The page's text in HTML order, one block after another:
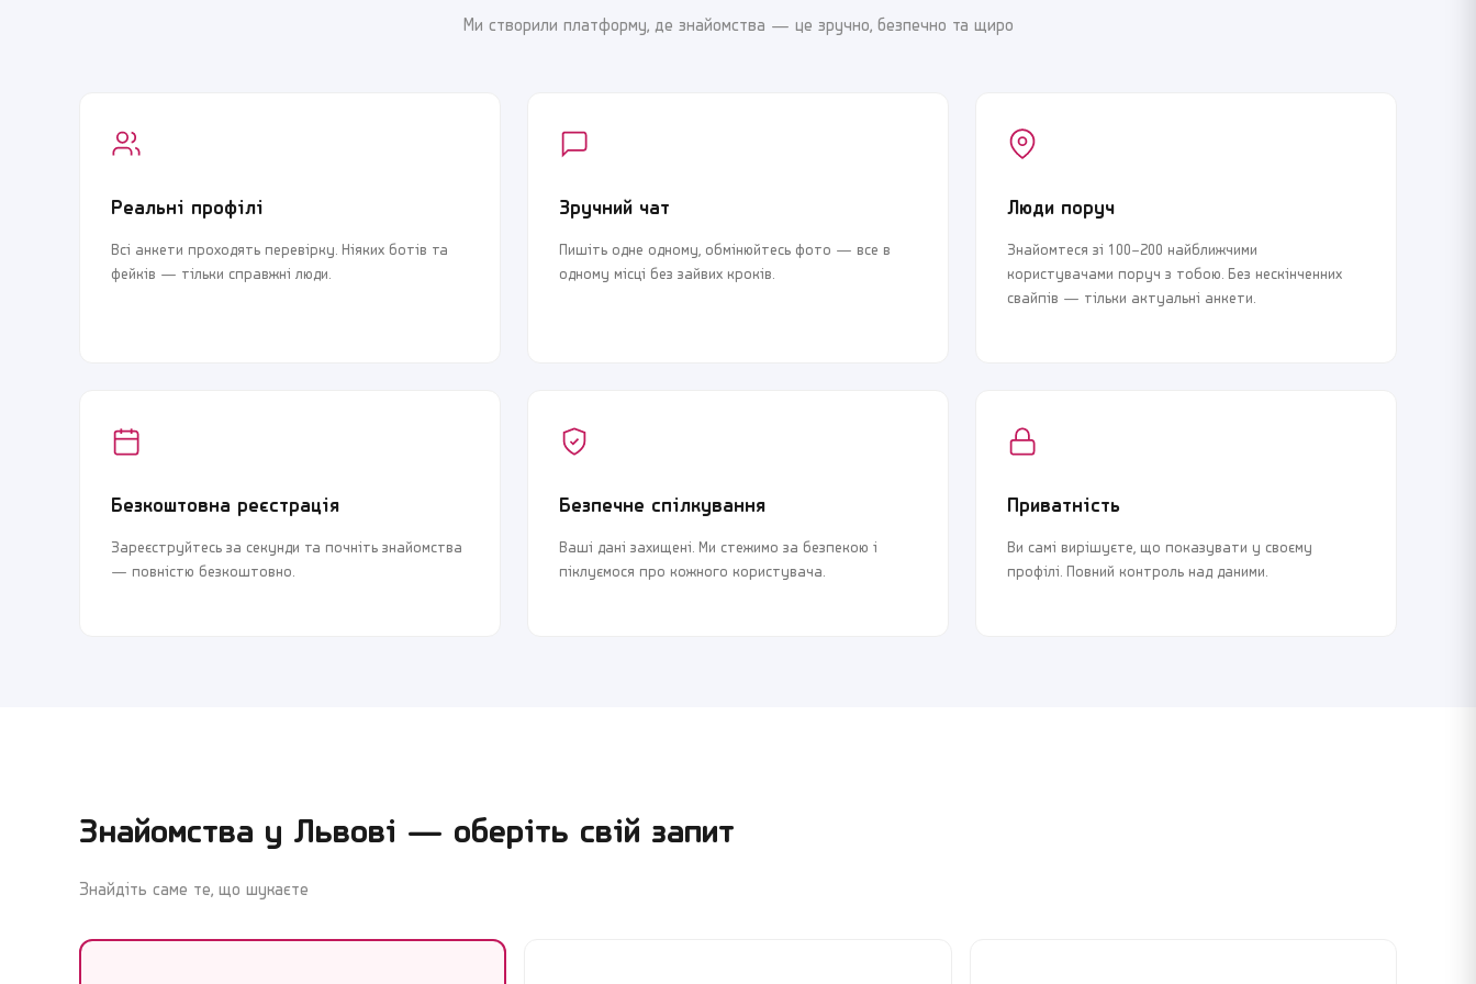
Ми створили платформу, де знайомства — це зручно, безпечно та щиро
Реальні профілі
Всі анкети проходять перевірку. Ніяких ботів та
фейків — тільки справжні люди.
Зручний чат
Пишіть одне одному, обмінюйтесь фото — все в
одному місці без зайвих кроків.
Люди поруч
Знайомтеся зі 100–200 найближчими
користувачами поруч з тобою. Без нескінченних
свайпів — тільки актуальні анкети.
Безкоштовна реєстрація
Зареєструйтесь за секунди та почніть знайомства
— повністю безкоштовно.
Безпечне спілкування
Ваші дані захищені. Ми стежимо за безпекою і
піклуємося про кожного користувача.
Приватність
Ви самі вирішуєте, що показувати у своєму
профілі. Повний контроль над даними.
Знайомства у Львові — оберіть свій запит
Знайдіть саме те, що шукаєте